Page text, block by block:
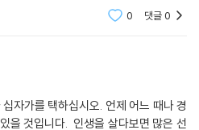
, 또 어떻게 하고 계시는지 표현한 것임
0 댓글0
자가를 택하십시오. 언제 어느 때나 경
을 살다보면 많은 선